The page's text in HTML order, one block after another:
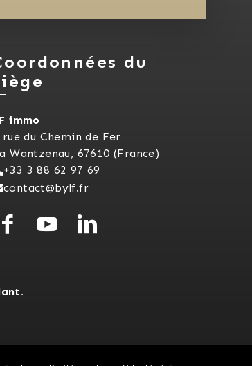
du
immo
rue du Chemin de Fer
Wantzenau, 67610 (France)
+33 3 88 62 97 69
contact@bylf.fr